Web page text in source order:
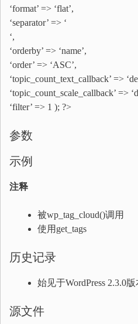
‘format’ => ‘flat’,
‘separator’ => ‘
‘,
‘orderby’ => ‘name’,
‘order’ => ‘ASC’,
‘topic_count_text_callback’ =>
‘topic_count_scale_callback’ =>
‘filter’ => 1 ); ?>
参数
示例
注释
被wp_tag_cloud()调用
使用get_tags
历史记录
始见于WordPress 2.3.0版
源文件